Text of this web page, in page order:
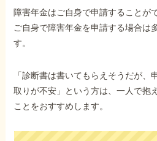
障害年金はご自身で申請することが
ご自身で障害年金を申請する場合は
す。
「診断書は書いてもらえそうだが、
取りが不安」という方は、一人で抱
ことをおすすめします。